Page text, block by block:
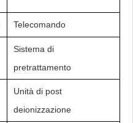
Telecomando
Sistema di
pretrattamento
Unità di post
deionizzazione